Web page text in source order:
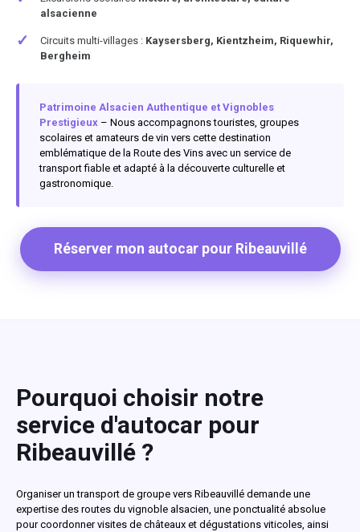
alsacienne
✓ Circuits multi-villages : Kaysersberg, Kientzheim, Riquewhir,
Bergheim
Patrimoine Alsacien Authentique et Vignobles
Prestigieux – Nous accompagnons touristes, groupes
scolaires et amateurs de vin vers cette destination
emblématique de la Route des Vins avec un service de
transport fiable et adapté à la découverte culturelle et
gastronomique.
Réserver mon autocar pour Ribeauvillé
Pourquoi choisir notre
service d'autocar pour
Ribeauvillé ?
Organiser un transport de groupe vers Ribeauvillé demande une
expertise des routes du vignoble alsacien, une ponctualité absolue
pour coordonner visites de châteaux et dégustations viticoles, ainsi